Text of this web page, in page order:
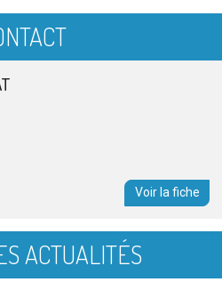
Voir la fiche
ACTUALITÉS